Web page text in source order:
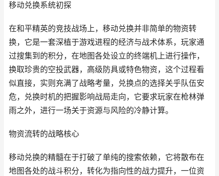
移动兑换系统初探
在和平精英的竞技战场上，移动兑换并非简单的物资转
换，它是一套深植于游戏进程的经济与战术体系，玩家通
过搜集到的积分，在地图各处设立的终端机上进行操作，
换取珍贵的空投武器，高级防具或特色物资，这个过程看
似直接，实则充满了战略考量，兑换点的选择关乎队伍安
危，兑换时机的把握影响战局走向，它要求玩家在枪林弹
雨之外，进行一场关于资源与风险的冷静计算。
物资流转的战略核心
移动兑换的精髓在于打破了单纯的搜索依赖，它将散布在
地图各处的战斗积分，转化为指向性的战力提升，一位资